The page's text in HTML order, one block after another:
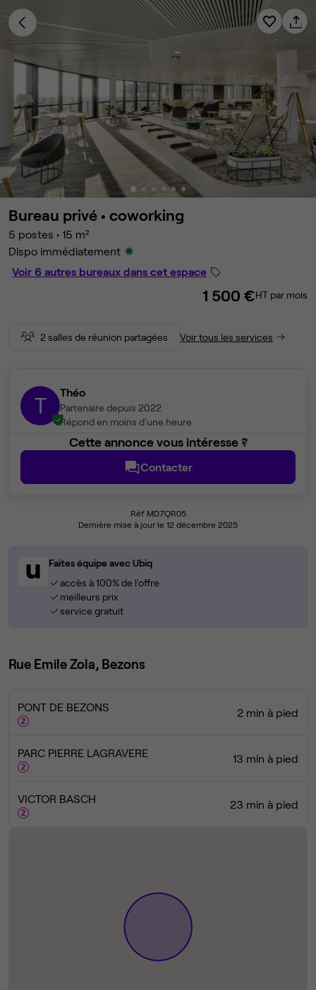
Bureau privé • coworking
5 postes • 15 m²
Dispo immédiatement
Voir 6 autres bureaux dans cet espace
1 500 €HT par mois
2 salles de réunion partagées Voir tous les services
T Théo
Partenaire depuis 2022
Répond en moins d'une heure
Cette annonce vous intéresse ?
Contacter
Réf MD7QR05
Dernière mise à jour le 12 décembre 2025
Faites équipe avec Ubiq
accès à 100% de l'offre
meilleurs prix
service gratuit
Rue Emile Zola, Bezons
PONT DE BEZONS 2 min à pied
PARC PIERRE LAGRAVERE 13 min à pied
VICTOR BASCH 23 min à pied